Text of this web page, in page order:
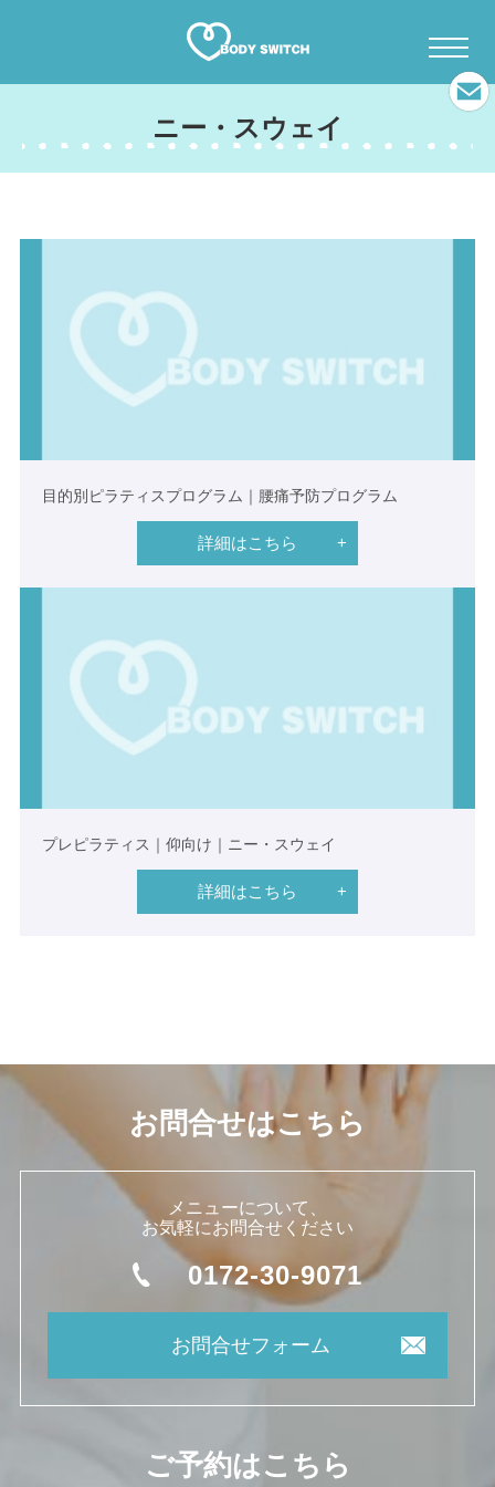
ニー・スウェイ
目的別ピラティスプログラム｜腰痛予防プログラム
詳細はこちら
プレピラティス｜仰向け｜ニー・スウェイ
詳細はこちら
お問合せはこちら
メニューについて、
お気軽にお問合せください
0172-30-9071
お問合せフォーム
ご予約はこちら